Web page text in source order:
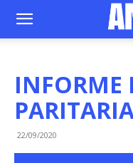
INFORME
22/09/2020